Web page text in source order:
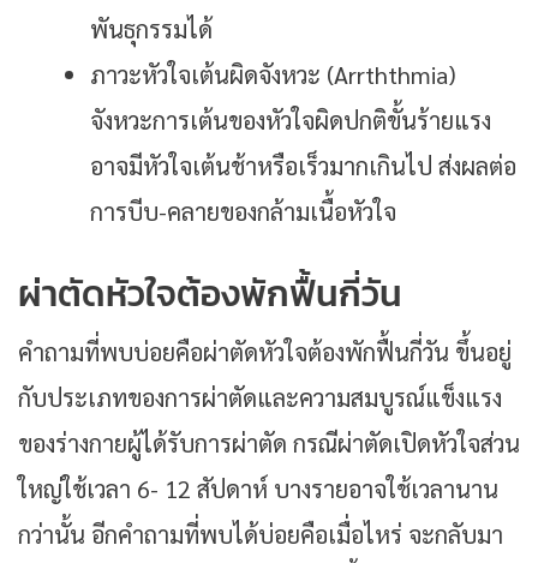
พันธุกรรมได้
ภาวะหัวใจเต้นผิดจังหวะ (Arrththmia)
จังหวะการเต้นของหัวใจผิดปกติขั้นร้ายแรง
อาจมีหัวใจเต้นช้าหรือเร็วมากเกินไป ส่งผลต่อ
การบีบ-คลายของกล้ามเนื้อหัวใจ
ผ่าตัดหัวใจต้องพักฟื้นกี่วัน
คำถามที่พบบ่อยคือผ่าตัดหัวใจต้องพักฟื้นกี่วัน ขึ้นอยู่
กับประเภทของการผ่าตัดและความสมบูรณ์แข็งแรง
ของร่างกายผู้ได้รับการผ่าตัด กรณีผ่าตัดเปิดหัวใจส่วน
ใหญ่ใช้เวลา 6- 12 สัปดาห์ บางรายอาจใช้เวลานาน
กว่านั้น อีกคำถามที่พบได้บ่อยคือเมื่อไหร่ จะกลับมา